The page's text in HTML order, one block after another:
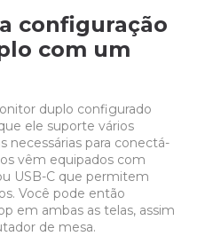
configuração
com um
duplo configurado
ele suporte vários
necessárias para conectá-
vêm equipados com
USB-C que permitem
Você pode então
em ambas as telas, assim
de mesa.